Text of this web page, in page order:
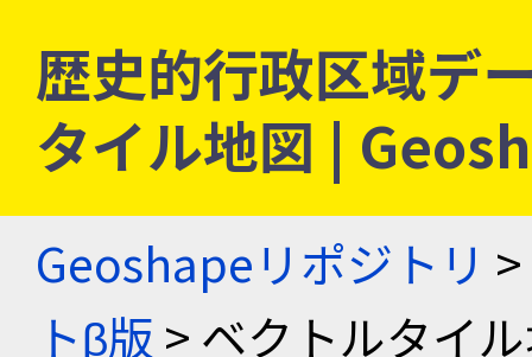
歴史的行政区域デ
タイル地図 |
Geoshapeリポジトリ >
トβ版 > ベクトルタイ